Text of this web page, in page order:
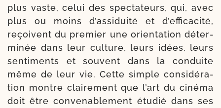
plus vaste, celui des spec­ta­teurs, qui, avec
plus ou moins d’as­si­dui­té et d’ef­fi­ca­ci­té,
reçoivent du pre­mier une orien­ta­tion déter­
mi­née dans leur culture, leurs idées, leurs
sen­ti­ments et sou­vent dans la conduite
même de leur vie. Cette simple consi­dé­ra­
tion montre clai­re­ment que l’art du ciné­ma
doit être conve­na­ble­ment étu­dié dans ses